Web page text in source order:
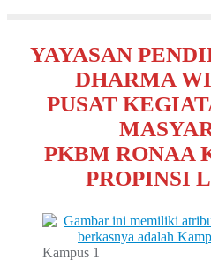
YAYASAN
DHARMA
PUSAT
PKBM RONAA
PROPINSI
Kampus 1